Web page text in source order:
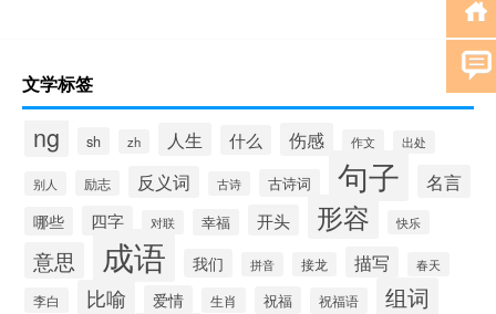
文学标签
ng sh zh 人生 什么 伤感 作文 出处
别人 励志 反义词 古诗 古诗词 句子 名言
哪些 四字 对联 幸福 开头 形容 快乐
意思 成语 我们 拼音 接龙 描写 春天
李白 比喻 爱情 生肖 祝福 祝福语 组词